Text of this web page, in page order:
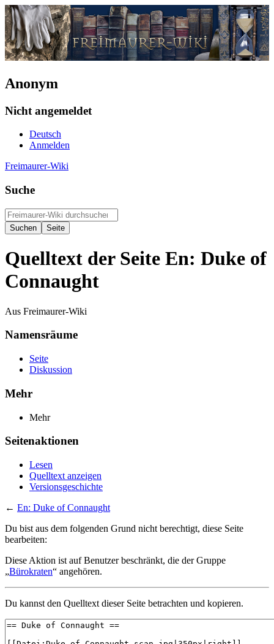
Anonym
Nicht angemeldet
Deutsch
Anmelden
Freimaurer-Wiki
Suche
Quelltext der Seite En: Duke of
Connaught
Aus Freimaurer-Wiki
Namensräume
Seite
Diskussion
Mehr
Mehr
Seitenaktionen
Lesen
Quelltext anzeigen
Versionsgeschichte
← En: Duke of Connaught
Du bist aus dem folgenden Grund nicht berechtigt, diese Seite
bearbeiten:
Diese Aktion ist auf Benutzer beschränkt, die der Gruppe
„Bürokraten“ angehören.
Du kannst den Quelltext dieser Seite betrachten und kopieren.